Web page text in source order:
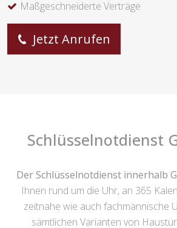
Maßgeschneiderte Verträge
Jetzt Anrufen
Schlüsselnotdienst
Der Schlüsselnotdienst innerhalb
Ihnen rund um die Uhr, an 365
zeitnahe wie auch fachmännische
sämtlichen Varianten von